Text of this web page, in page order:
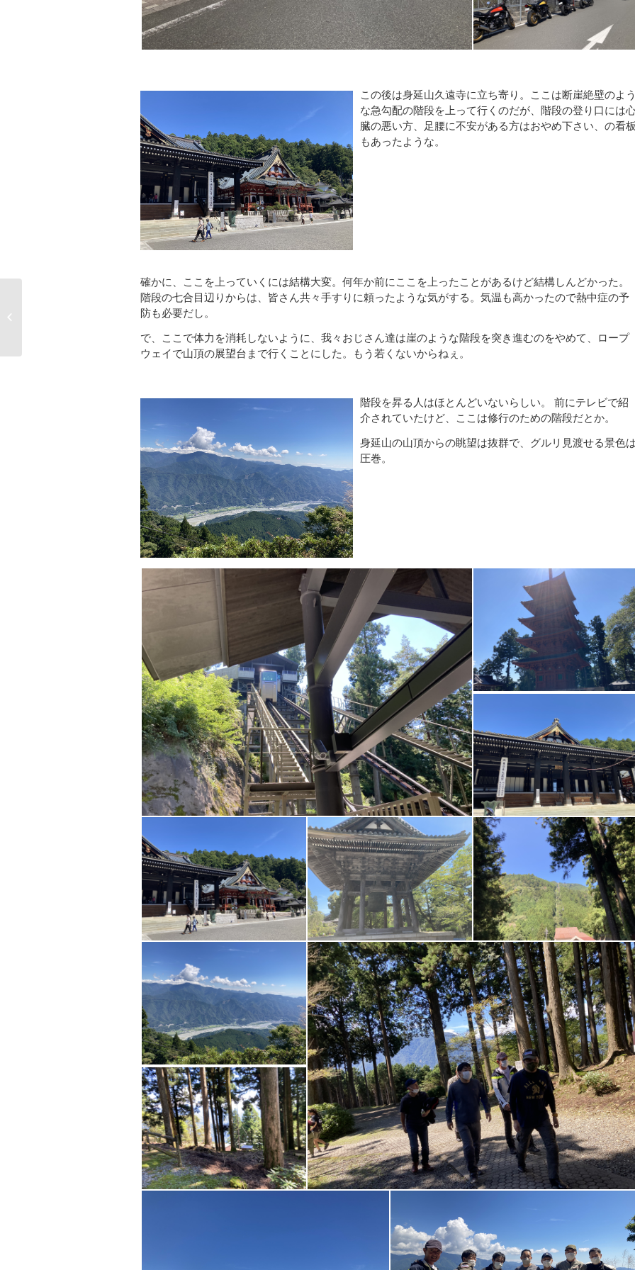
この後は身延山久遠寺に立ち寄り。
ここは断崖絶壁のよ
な急勾配の階段を上って行くのだが、階段の登り口には
臓の悪い方、足腰に不安がある方はおやめ下さい、の看
もあったような。
確かに、ここを上っていくには結構大変。何年か前にここを上ったことがあるけど結構しんどかった。
階段の七合目辺りからは、皆さん共々手すりに頼ったような気がする。 気温も高かったので熱中症の予
防も必要だし。
で、ここで体力を消耗しないように、我々おじさん達は崖のような階段を突き進むのをやめて、ロープ
ウェイで山頂の展望台まで行くことにした。 もう若くないからねぇ。
階段を昇る人はほとんどいないらしい。
前にテレビで紹
介されていたけど、ここは修行のための階段だとか。
身延山の山頂からの眺望は抜群で、グルリ見渡せる景色
圧巻。